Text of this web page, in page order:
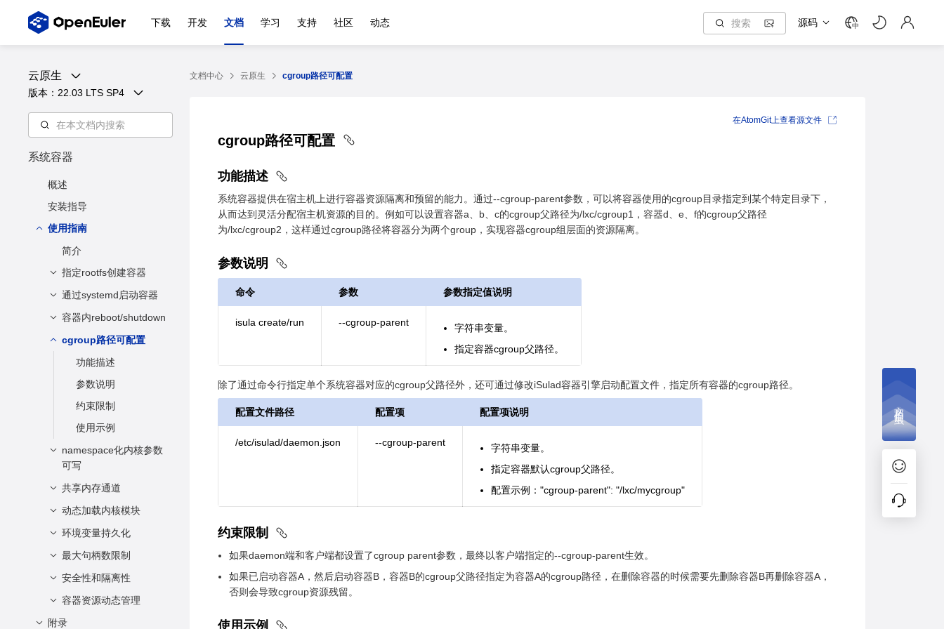
下载 开发 文档 学习 支持 社区 动态 源码 中
云原生
版本： 22.03 LTS SP4
系统容器
概述
安装指导
使用指南
简介
指定rootfs创建容器
功能描述
参数说明
约束限制
使用示例
通过systemd启动容器
功能描述
参数说明
约束限制
使用示例
容器内reboot/shutdown
功能描述
参数说明
约束限制
使用示例
cgroup路径可配置
功能描述
参数说明
约束限制
使用示例
namespace化内核参数
可写
功能描述
参数说明
约束限制
使用示例
共享内存通道
功能描述
参数说明
约束限制
使用示例
动态加载内核模块
功能描述
参数说明
约束限制
使用示例
环境变量持久化
功能描述
参数说明
约束限制
最大句柄数限制
功能描述
参数说明
安全性和隔离性
user-namespace多
容器资源动态管理
附录
文档中心 云原生 cgroup路径可配置
cgroup路径可配置
功能描述
系统容器提供在宿主机上进行容器资源隔离和预留的能力。通过--cgroup-parent参数，可以将容器使用的cgroup目录指定到某个特定目录下，
从而达到灵活分配宿主机资源的目的。例如可以设置容器a、b、c的cgroup父路径为/lxc/cgroup1，容器d、e、f的cgroup父路径
为/lxc/cgroup2，这样通过cgroup路径将容器分为两个group，实现容器cgroup组层面的资源隔离。
参数说明
命令 参数 参数指定值说明
isula create/run --cgroup-parent
字符串变量。
指定容器cgroup父路径。
除了通过命令行指定单个系统容器对应的cgroup父路径外，还可通过修改iSulad容器引擎启动配置文件，指定所有容器的cgroup路径。
配置文件路径 配置项 配置项说明
/etc/isulad/daemon.json --cgroup-parent
字符串变量。
指定容器默认cgroup父路径。
配置示例："cgroup-parent": "/lxc/mycgroup"
约束限制
如果daemon端和客户端都设置了cgroup parent参数，最终以客户端指定的--cgroup-parent生效。
如果已启动容器A，然后启动容器B，容器B的cgroup父路径指定为容器A的cgroup路径，在删除容器的时候需要先删除容器B再删除容器A，
否则会导致cgroup资源残留。
使用示例
在AtomGit上查看源文件